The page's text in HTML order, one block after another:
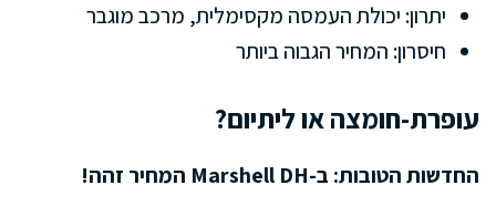
יתרון: יכולת העמסה מקסימלית, מרכב מוגבר
חיסרון: המחיר הגבוה ביותר
עופרת-חומצה או ליתיום?
החדשות הטובות: ב-Marshell DH המחיר זהה!